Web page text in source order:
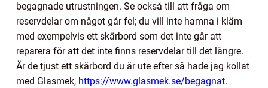
begagnade utrustningen. Se också till att fråga om
reservdelar om något går fel; du vill inte hamna i kläm
med exempelvis ett skärbord som det inte går att
reparera för att det inte finns reservdelar till det längre.
Är de tjust ett skärbord du är ute efter så hade jag kollat
med Glasmek, https://www.glasmek.se/begagnat.